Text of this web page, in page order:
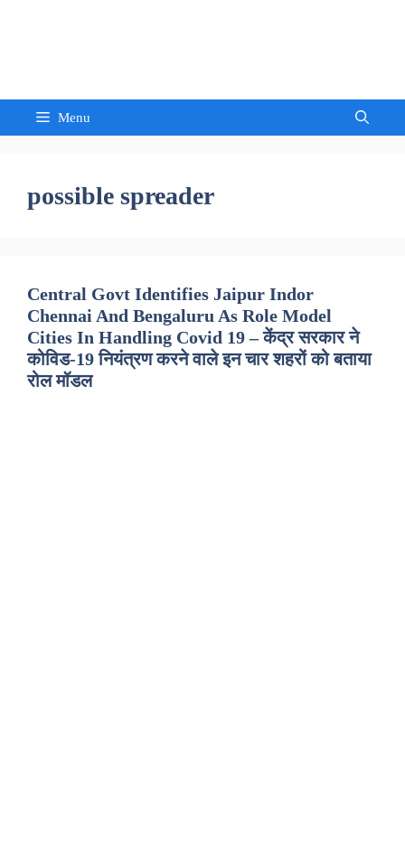
Menu
possible spreader
Central Govt Identifies Jaipur Indor
Chennai And Bengaluru As Role Model
Cities In Handling Covid 19 – केंद्र सरकार ने
कोविड-19 नियंत्रण करने वाले इन चार शहरों को बताया
रोल मॉडल